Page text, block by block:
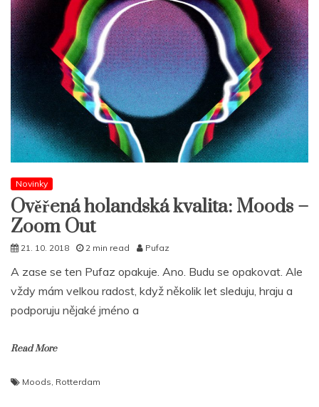
Novinky
Ověřená holandská kvalita: Moods –
Zoom Out
21. 10. 2018 2 min read Pufaz
A zase se ten Pufaz opakuje. Ano. Budu se opakovat. Ale
vždy mám velkou radost, když několik let sleduju, hraju a
podporuju nějaké jméno a
Read More
Moods, Rotterdam